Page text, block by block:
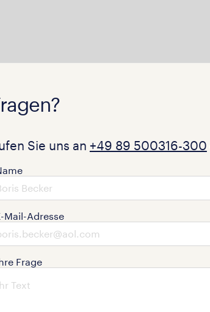
Sie uns an +49 89 500316-300
Mail-Adresse
Frage